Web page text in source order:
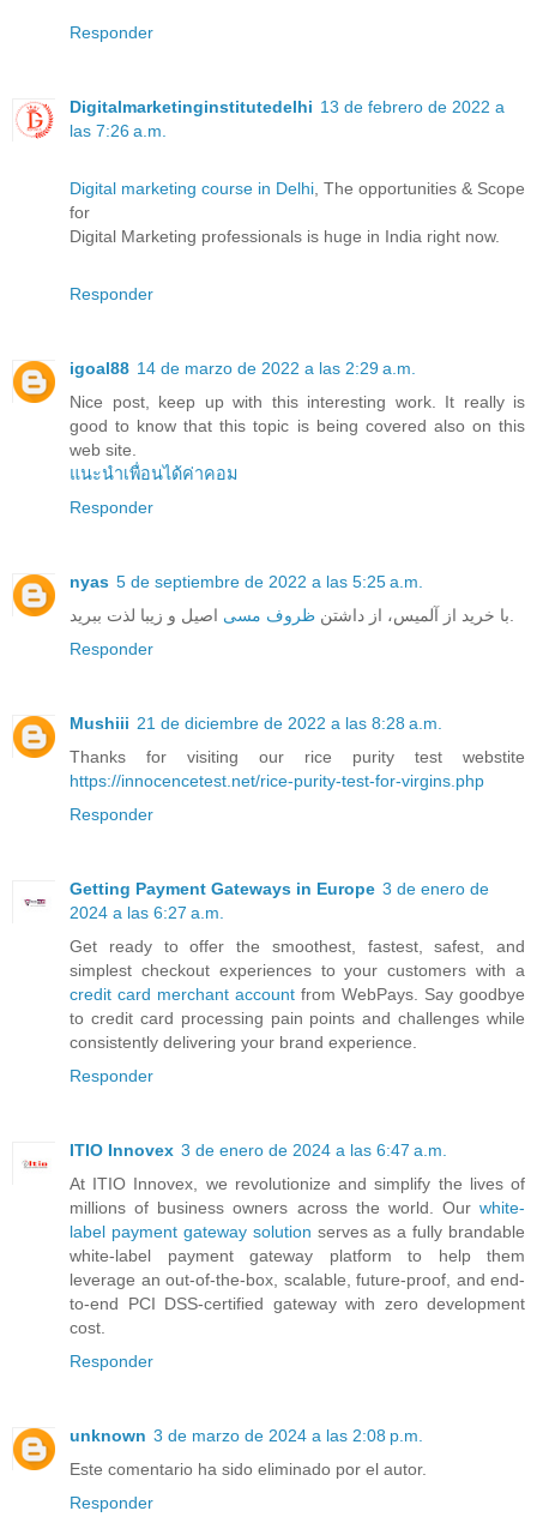
Responder
Digitalmarketinginstitutedelhi 13 de febrero de 2022 a
las 7:26 a.m.
Digital marketing course in Delhi , The opportunities & Scope
for
Digital Marketing professionals is huge in India right now.
Responder
igoal88 14 de marzo de 2022 a las 2:29 a.m.
Nice post, keep up with this interesting work. It really is
good to know that this topic is being covered also on this
web site.
แนะนำเพื่อนได้ค่าคอม
Responder
nyas 5 de septiembre de 2022 a las 5:25 a.m.
با خرید از آلمیس، از داشتن ظروف مسی
Responder
Mushiii 21 de diciembre de 2022 a las 8:28 a.m.
Thanks for visiting our rice purity test webstite
https://innocencetest.net/rice-purity-test-for-virgins.php
Responder
Getting Payment Gateways in Europe 3 de enero de
2024 a las 6:27 a.m.
Get ready to offer the smoothest, fastest, safest, and
simplest checkout experiences to your customers with a
credit card merchant account from WebPays. Say goodbye
to credit card processing pain points and challenges while
consistently delivering your brand experience.
Responder
ITIO Innovex 3 de enero de 2024 a las 6:47 a.m.
At ITIO Innovex, we revolutionize and simplify the lives of
millions of business owners across the world. Our white-
label payment gateway solution serves as a fully brandable
white-label payment gateway platform to help them
leverage an out-of-the-box, scalable, future-proof, and end-
to-end PCI DSS-certified gateway with zero development
cost.
Responder
unknown 3 de marzo de 2024 a las 2:08 p.m.
Este comentario ha sido eliminado por el autor.
Responder